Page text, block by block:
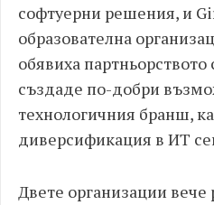
софтуерни решения, и
образователна
обявиха
създаде по-добри
технологичния бранш,
диверсификация в ИТ
Двете организации